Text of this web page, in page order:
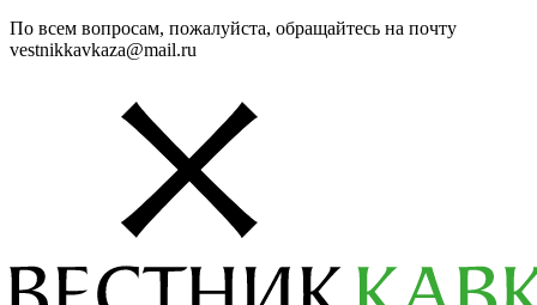
По всем вопросам, пожалуйста, обращайтесь на почту
vestnikkavkaza@mail.ru